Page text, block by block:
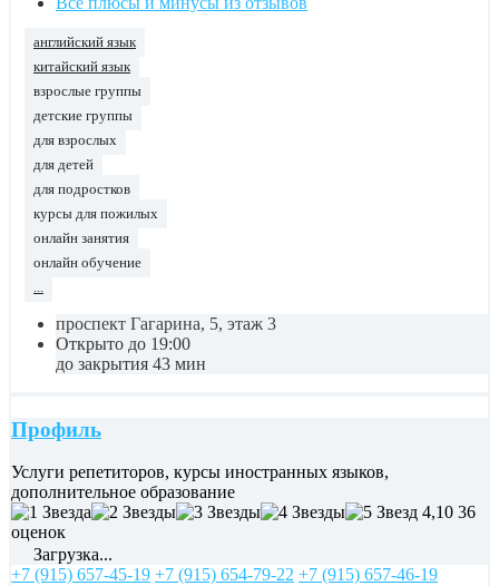
английский язык
китайский язык
взрослые группы
детские группы
для взрослых
для детей
для подростков
курсы для пожилых
онлайн занятия
онлайн обучение
...
проспект Гагарина, 5, этаж 3
Открыто до 19:00
до закрытия 43 мин
Профиль
Услуги репетиторов, курсы иностранных языков,
дополнительное образование
4,10 36
оценок
Загрузка...
+7 (915) 657-45-19 +7 (915) 654-79-22 +7 (915) 657-46-19